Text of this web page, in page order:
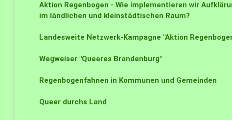
Aktion Regenbogen - Wie implementieren wir
im ländlichen und kleinstädtischen Raum?
Landesweite Netzwerk-Kampagne "Aktion
Wegweiser "Queeres Brandenburg"
Regenbogenfahnen in Kommunen und Gemeinden
Queer durchs Land